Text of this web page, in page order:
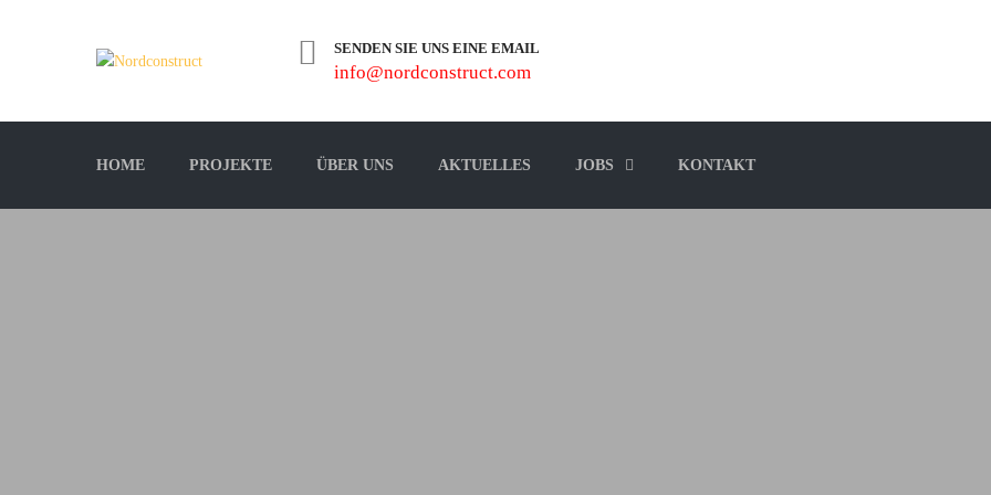
SENDEN SIE UNS EINE EMAIL
info@nordconstruct.com
HOME PROJEKTE ÜBER UNS AKTUELLES JOBS KONTAKT